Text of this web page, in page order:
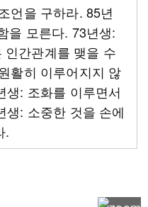
언을 구하라. 85년
을 모른다. 73년생:
간관계를 맺을 수
활히 이루어지지 않
생: 조화를 이루면서
생: 소중한 것을 손에
.